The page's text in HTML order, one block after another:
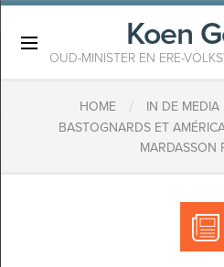
Koen
OUD-MINISTER EN ERE-
HOME / IN DE MEDIA
BASTOGNARDS ET
MARDASSON